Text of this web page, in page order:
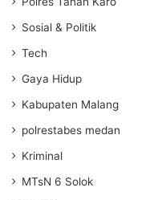
Sosial & Politik
Tech
Gaya Hidup
Kabupaten Malang
polrestabes medan
Kriminal
MTsN 6 Solok